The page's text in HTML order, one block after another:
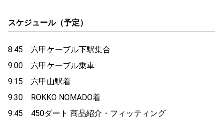
スケジュール（予定）
8:45 六甲ケーブル下駅集合
9:00 六甲ケーブル乗車
9:15 六甲山駅着
9:30 ROKKO NOMADO着
9:45 450ダート 商品紹介・フィッティング